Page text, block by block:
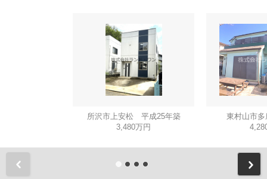
所沢市上安松 平成25年築
3,480万円
東村山市